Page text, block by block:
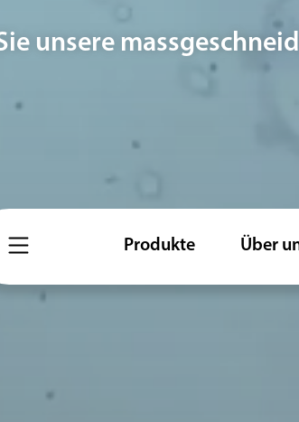
Produkte Über
unsere